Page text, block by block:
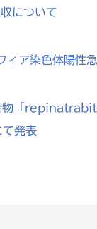
について
ィア染色体陽性
「
発表